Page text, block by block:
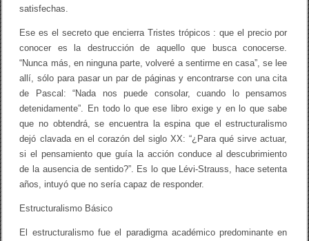
satisfechas.
Ese es el secreto que encierra Tristes trópicos : que el precio por
conocer es la destrucción de aquello que busca conocerse.
“Nunca más, en ninguna parte, volveré a sentirme en casa”, se lee
allí, sólo para pasar un par de páginas y encontrarse con una cita
de Pascal: “Nada nos puede consolar, cuando lo pensamos
detenidamente”. En todo lo que ese libro exige y en lo que sabe
que no obtendrá, se encuentra la espina que el estructuralismo
dejó clavada en el corazón del siglo XX: “¿Para qué sirve actuar,
si el pensamiento que guía la acción conduce al descubrimiento
de la ausencia de sentido?”. Es lo que Lévi-Strauss, hace setenta
años, intuyó que no sería capaz de responder.
Estructuralismo Básico
El estructuralismo fue el paradigma académico predominante en